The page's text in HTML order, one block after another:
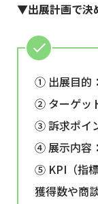
▼出展計画で決
① 出展目的
② ターゲッ
③ 訴求ポイ
④ 展示内容
⑤ KPI（指
獲得数や商